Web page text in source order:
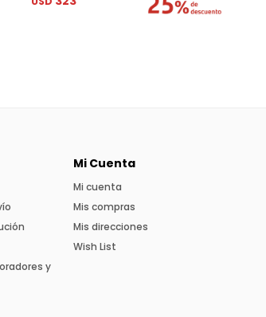
y
Mi Cuenta
Mi cuenta
Mis compras
Mis direcciones
Wish List